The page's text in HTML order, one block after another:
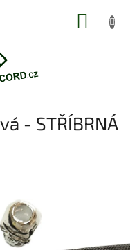
- STŘÍBRNÁ